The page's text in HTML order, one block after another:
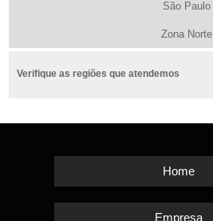
São Paulo
Zona Norte
Verifique as regiões que atendemos
Home
Empresa